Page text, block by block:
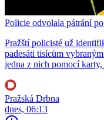
Policie odvolala pátrání
Pražští policisté už
padesáti tisícům
jedna z nich pomocí
Pražská Drbna
dnes, 06:13